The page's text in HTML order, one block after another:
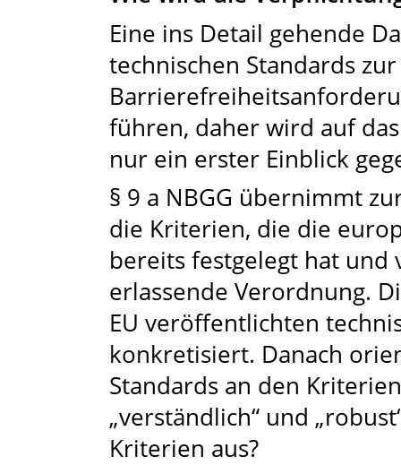
Eine ins Detail gehende
technischen Standards
führen, daher wird auf
nur ein erster Einblick
§ 9 a NBGG übernimmt
die Kriterien, die die
bereits festgelegt hat und
erlassende Verordnung.
EU veröffentlichten
konkretisiert. Danach
Standards an den
„verständlich“ und
Kriterien aus?